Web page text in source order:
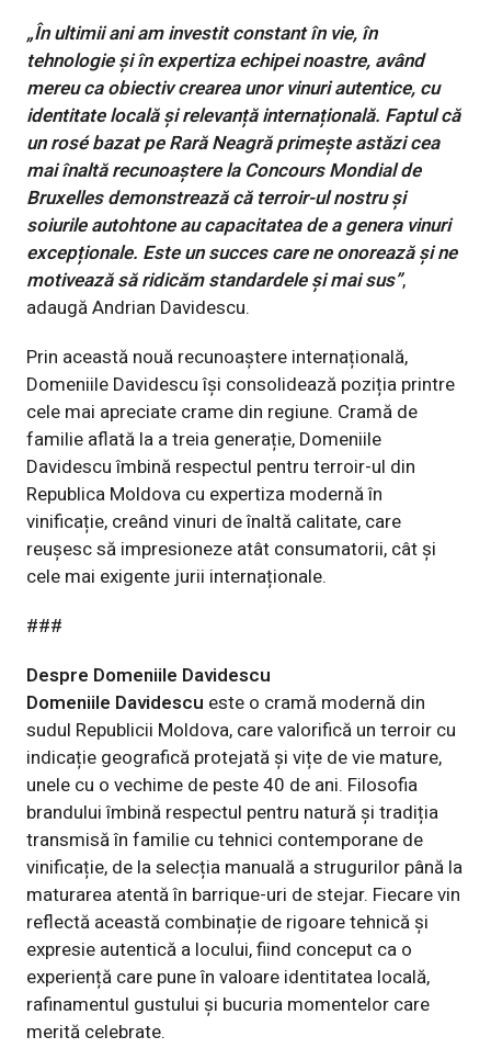
„În ultimii ani am investit constant în vie, în
tehnologie și în expertiza echipei noastre, având
mereu ca obiectiv crearea unor vinuri autentice, cu
identitate locală și relevanță internațională. Faptul că
un rosé bazat pe Rară Neagră primește astăzi cea
mai înaltă recunoaștere la Concours Mondial de
Bruxelles demonstrează că terroir-ul nostru și
soiurile autohtone au capacitatea de a genera vinuri
excepționale. Este un succes care ne onorează și ne
motivează să ridicăm standardele și mai sus”,
adaugă Andrian Davidescu.
Prin această nouă recunoaștere internațională,
Domeniile Davidescu își consolidează poziția printre
cele mai apreciate crame din regiune. Cramă de
familie aflată la a treia generație, Domeniile
Davidescu îmbină respectul pentru terroir-ul din
Republica Moldova cu expertiza modernă în
vinificație, creând vinuri de înaltă calitate, care
reușesc să impresioneze atât consumatorii, cât și
cele mai exigente jurii internaționale.
###
Despre Domeniile Davidescu
Domeniile Davidescu este o cramă modernă din
sudul Republicii Moldova, care valorifică un terroir cu
indicație geografică protejată și vițe de vie mature,
unele cu o vechime de peste 40 de ani. Filosofia
brandului îmbină respectul pentru natură și tradiția
transmisă în familie cu tehnici contemporane de
vinificație, de la selecția manuală a strugurilor până la
maturarea atentă în barrique-uri de stejar. Fiecare vin
reflectă această combinație de rigoare tehnică și
expresie autentică a locului, fiind conceput ca o
experiență care pune în valoare identitatea locală,
rafinamentul gustului și bucuria momentelor care
merită celebrate.